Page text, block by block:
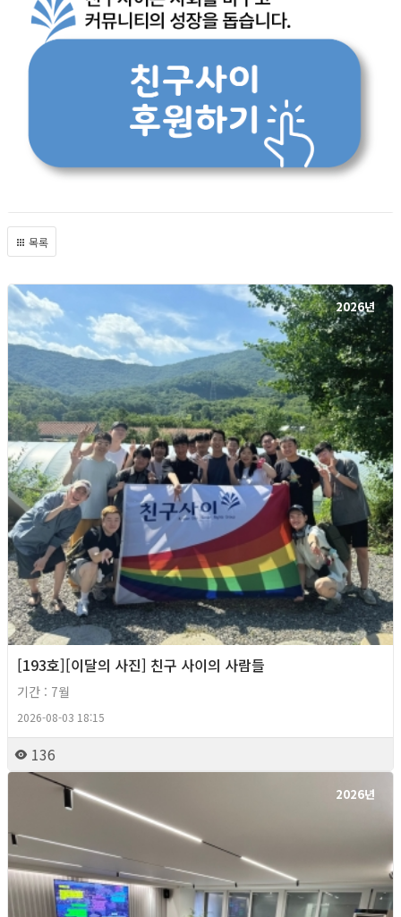
목록
2026년
[193호][이달의 사진] 친구 사이의 사람들
기간 : 7월
2026-08-03 18:15
136
2026년